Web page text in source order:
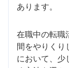
あります。
在職中の転職
間をやりくり
において、少